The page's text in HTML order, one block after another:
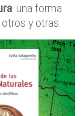
: una forma
y otras.